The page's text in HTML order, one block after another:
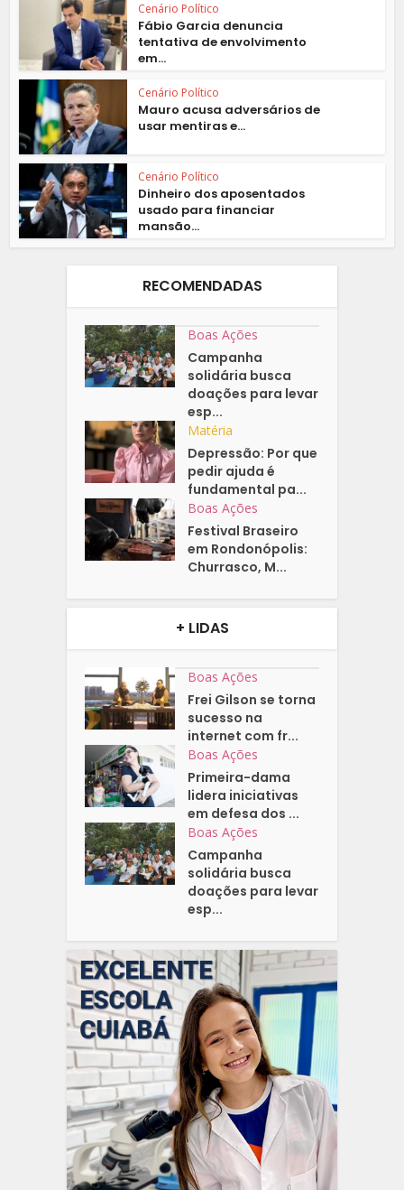
Cenário Político
Fábio Garcia denuncia
tentativa de envolvimento
em...
Cenário Político
Mauro acusa adversários de
usar mentiras e...
Cenário Político
Dinheiro dos aposentados
usado para financiar
mansão...
RECOMENDADAS
Boas Ações
Campanha
solidária busca
doações para levar
esp...
Matéria
Depressão: Por que
pedir ajuda é
fundamental pa...
Boas Ações
Festival Braseiro
em Rondonópolis:
Churrasco, M...
+ LIDAS
Boas Ações
Frei Gilson se torna
sucesso na
internet com fr...
Boas Ações
Primeira-dama
lidera iniciativas
em defesa dos ...
Boas Ações
Campanha
solidária busca
doações para levar
esp...